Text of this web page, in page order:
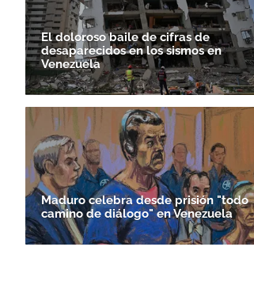
El doloroso baile de cifras de
desaparecidos en los sismos en
Venezuela
Maduro celebra desde prisión "todo
camino de diálogo" en Venezuela